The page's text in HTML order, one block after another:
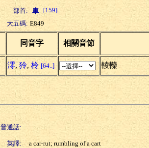
部首: [159]
大五碼: E849
同音字 相關音節
澪, 狑, 柃 [64..] 輘轢
普通話:
英譯: a car-rut; rumbling of a cart